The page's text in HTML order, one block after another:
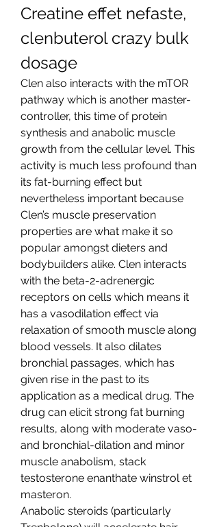
Creatine effet nefaste,
clenbuterol crazy bulk
dosage
Clen also interacts with the mTOR
pathway which is another master-
controller, this time of protein
synthesis and anabolic muscle
growth from the cellular level. This
activity is much less profound than
its fat-burning effect but
nevertheless important because
Clen’s muscle preservation
properties are what make it so
popular amongst dieters and
bodybuilders alike. Clen interacts
with the beta-2-adrenergic
receptors on cells which means it
has a vasodilation effect via
relaxation of smooth muscle along
blood vessels. It also dilates
bronchial passages, which has
given rise in the past to its
application as a medical drug. The
drug can elicit strong fat burning
results, along with moderate vaso-
and bronchial-dilation and minor
muscle anabolism, stack
testosterone enanthate winstrol et
masteron.
Anabolic steroids (particularly